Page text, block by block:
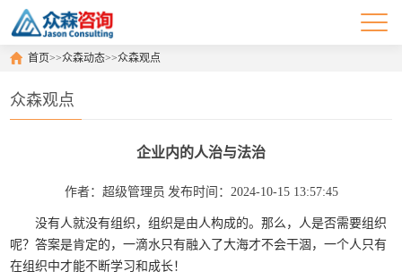
首页>>众森动态>>众森观点
众森观点
企业内的人治与法治
作者：超级管理员 发布时间：2024-10-15 13:57:45
没有人就没有组织，组织是由人构成的。那么，人是否需要组织
呢？答案是肯定的，一滴水只有融入了大海才不会干涸，一个人只有
在组织中才能不断学习和成长！